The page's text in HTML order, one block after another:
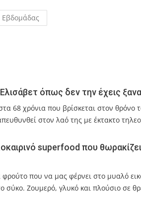
Εβδομάδας
όπως δεν την έχεις
68 χρόνια που βρίσκεται στον
στον λαό της με έκτακτο
superfood που
που να μας φέρνει στο μυαλό
σύκο. Ζουμερό, γλυκό και πλούσιο σε